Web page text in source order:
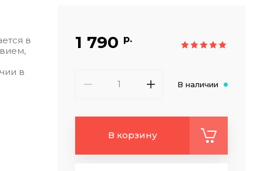
в
в
1 790 р.
В наличии
В корзину